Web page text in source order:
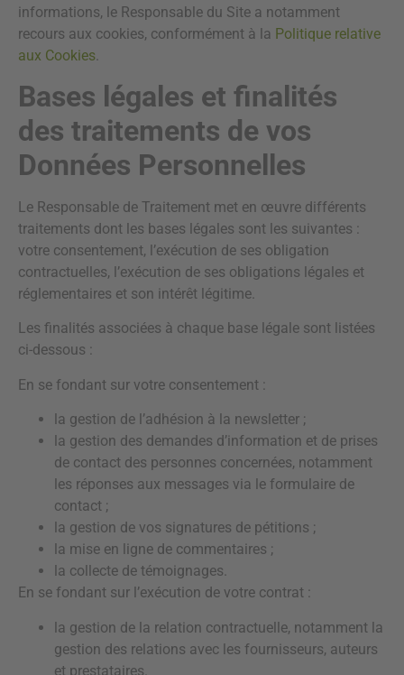
informations, le Responsable du Site a notamment
recours aux cookies, conformément à la Politique relative
aux Cookies
Bases légales et finalités
des traitements de vos
Données Personnelles
Le Responsable de Traitement met en œuvre différents
traitements dont les bases légales sont les suivantes :
votre consentement, l’exécution de ses obligation
contractuelles, l’exécution de ses obligations légales et
réglementaires et son intérêt légitime.
Les finalités associées à chaque base légale sont listées
ci-dessous :
En se fondant sur votre consentement :
la gestion de l’adhésion à la newsletter ;
la gestion des demandes d’information et de prises
de contact des personnes concernées, notamment
les réponses aux messages via le formulaire de
contact ;
la gestion de vos signatures de pétitions ;
la mise en ligne de commentaires ;
la collecte de témoignages.
En se fondant sur l’exécution de votre contrat :
la gestion de la relation contractuelle, notamment la
gestion des relations avec les fournisseurs, auteurs
et prestataires.